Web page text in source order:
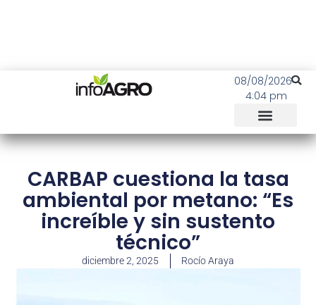
08/08/2026
4:04 pm
CARBAP cuestiona la tasa
ambiental por metano: “Es
increíble y sin sustento
técnico”
diciembre 2, 2025 Rocío Araya